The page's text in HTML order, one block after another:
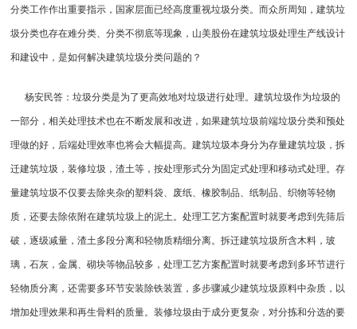
分类工作作出重要指示，国家层面已经高度重视垃圾分类。而众所周知，建筑垃
圾分类也存在难分类、分类不彻底等现象，山美股份在建筑垃圾处理生产线设计
和建设中，是如何解决建筑垃圾分类问题的？
杨安民答：垃圾分类是为了更高效地对垃圾进行处理。建筑垃圾作为垃圾的
一部分，相关处理技术也在不断发展和改进，如果建筑垃圾前端垃圾分类和预处
理做的好，后端处理效率也将会大幅提高。建筑垃圾本身分为存量建筑垃圾，拆
迁建筑垃圾，装修垃圾，渣土等，按处理形式分为固定式处理和移动式处理。存
量建筑垃圾不仅要去除夹杂的塑料袋、废纸、橡胶制品、纸制品、织物等轻物
质，还要去除依附在建筑垃圾上的泥土。处理工艺方案配置时就要考虑到先筛后
破，逐级减量，渣土多段分离和轻物质精细分离。拆迁建筑垃圾所含木料，玻
璃，石灰，金属、砌块等物品较多，处理工艺方案配置时就要考虑到多环节进行
轻物质分离，还需要多环节安装除铁装置，多步骤减少建筑垃圾原料中杂质，以
增加处理效果和再生骨料的质量。装修垃圾由于成分更复杂，对分拣和分选的要